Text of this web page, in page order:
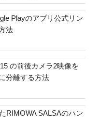
Playのアプリ公式リン
法
の前後カメラ2映像を
分離する方法
RIMOWA SALSAのハン